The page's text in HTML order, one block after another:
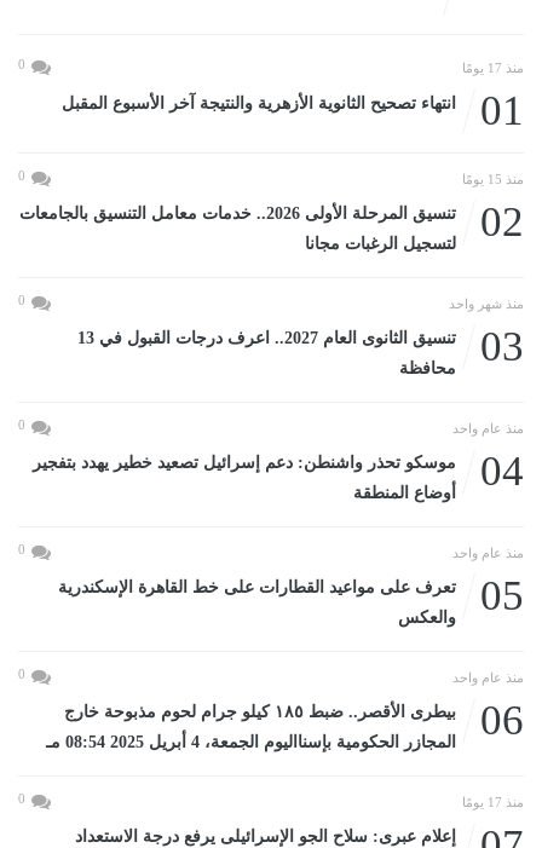
منذ 17 يومًا 0
01 انتهاء تصحيح الثانوية الأزهرية والنتيجة آخر الأسبوع المقبل
منذ 15 يومًا 0
02
تنسيق المرحلة الأولى 2026.. خدمات معامل التنسيق بالجامعات
لتسجيل الرغبات مجانا
منذ شهر واحد 0
03
تنسيق الثانوى العام 2027.. اعرف درجات القبول في 13
محافظة
منذ عام واحد 0
04
موسكو تحذر واشنطن: دعم إسرائيل تصعيد خطير يهدد بتفجير
أوضاع المنطقة
منذ عام واحد 0
05
تعرف على مواعيد القطارات على خط القاهرة الإسكندرية
والعكس
منذ عام واحد 0
06
بيطرى الأقصر.. ضبط ١٨٥ كيلو جرام لحوم مذبوحة خارج
المجازر الحكومية بإسنااليوم الجمعة، 4 أبريل 2025 08:54 مـ
منذ 17 يومًا 0
إعلام عبرى: سلاح الجو الإسرائيلى يرفع درجة الاستعداد